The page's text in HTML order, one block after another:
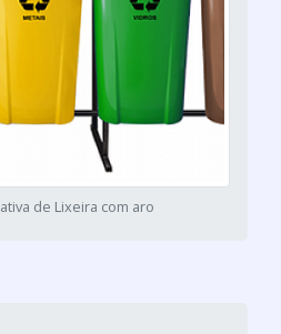
de Lixeira com aro